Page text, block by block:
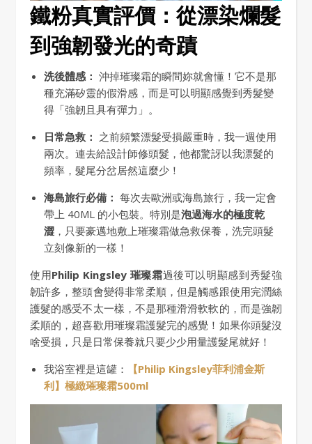
鐵粉真實評價：從漂染爛髮
到強韌發光的奇蹟
洗後體感： 沖掉璀璨霜的瞬間妳就會懂！它不是那
種充滿矽靈的假滑感，而是可以明顯感覺到秀髮變
得「強韌且具有彈力」。
日常急救： 之前頻繁漂髮受損嚴重時，我一週使用
兩次。連去給設計師修頭髮，他都驚訝以我漂髮的
頻率，髮尾分岔居然這麼少！
海島旅行必備： 每次去歐洲或海島旅行，我一定會
帶上 40ML 的小包裝。特別是泡過海水的極度乾
澀 ，只要豪邁地敷上璀璨霜做急救保養，洗完頭髮
立刻像新的一樣！
使用Philip Kingsley 璀璨霜過後可以明顯感到秀髮強
韌許多，整頭會變得非常柔順，但是觸感跟使用完潤絲
護髮的感受不太一樣，不是那種滑滑軟軟的，而是強韌
柔順的，超喜歡用璀璨霜護髮完的感覺！如果你頭髮沒
啥受損，只是日常保養就只要少少用量護髮尾就好！
我浴室裡是這罐：
【Philip Kingsley菲利浦金斯
利】極緻璀璨霜500ml